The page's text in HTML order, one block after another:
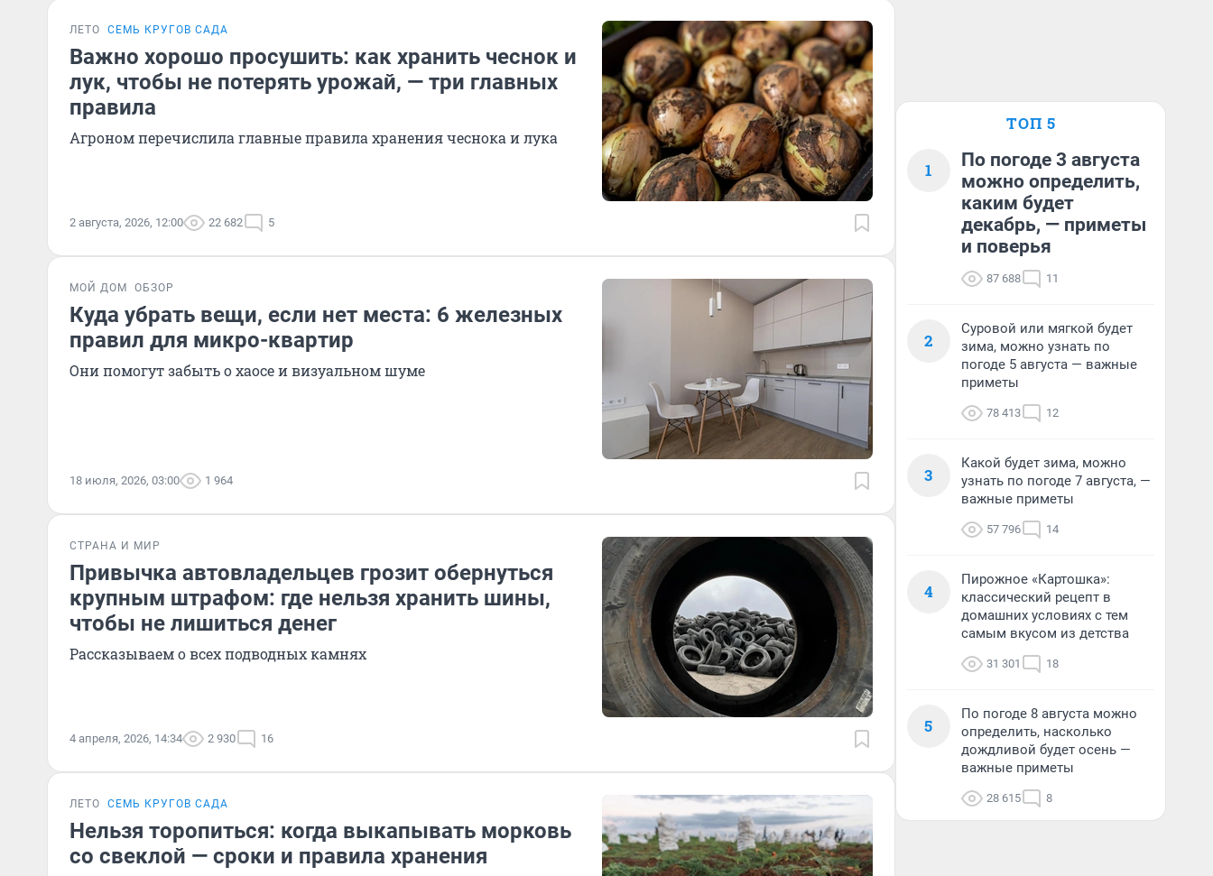
ЛЕТО СЕМЬ КРУГОВ САДА
Важно хорошо просушить: как хранить чеснок и
лук, чтобы не потерять урожай, — три главных
правила
Агроном перечислила главные правила хранения чеснока и лука
2 августа, 2026, 12:00 22 682 5
МОЙ ДОМ ОБЗОР
Куда убрать вещи, если нет места: 6 железных
правил для микро-квартир
Они помогут забыть о хаосе и визуальном шуме
18 июля, 2026, 03:00 1 964
СТРАНА И МИР
Привычка автовладельцев грозит обернуться
крупным штрафом: где нельзя хранить шины,
чтобы не лишиться денег
Рассказываем о всех подводных камнях
4 апреля, 2026, 14:34 2 930 16
ЛЕТО СЕМЬ КРУГОВ САДА
Нельзя торопиться: когда выкапывать морковь
со свеклой — сроки и правила хранения
ТОП 5
1
По погоде 3 августа
можно определить,
каким будет
декабрь, — приметы
и поверья
87 688 11
2
Суровой или мягкой будет
зима, можно узнать по
погоде 5 августа — важные
приметы
78 413 12
3
Какой будет зима, можно
узнать по погоде 7 августа, —
важные приметы
57 796 14
4
Пирожное «Картошка»:
классический рецепт в
домашних условиях с тем
самым вкусом из детства
31 301 18
5
По погоде 8 августа можно
определить, насколько
дождливой будет осень —
важные приметы
28 615 8